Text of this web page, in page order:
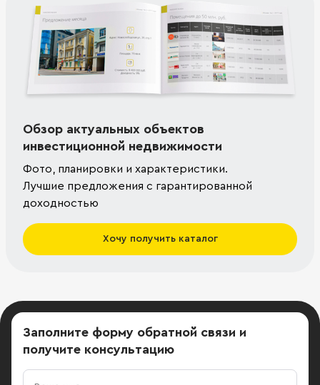
Обзор актуальных объектов
инвестиционной недвижимости
Фото, планировки и характеристики.
Лучшие предложения с гарантированной
доходностью
Хочу получить каталог
Заполните форму обратной связи и
получите консультацию